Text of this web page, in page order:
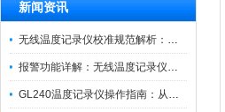
新闻资讯
无线温度记录仪校准规范解析：从多点比对到不确定度评定的实操流程
报警功能详解：无线温度记录仪的阈值设定与通知机制
GL240温度记录仪操作指南：从开箱、接线到数据导出的标准化流程